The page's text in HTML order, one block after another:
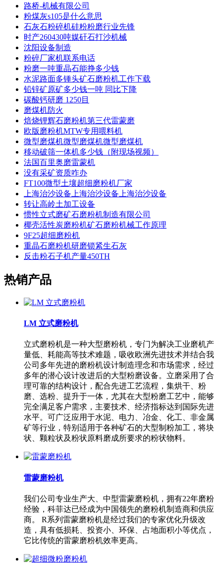
路桥-机械有限公司
粉煤灰s105是什么意思
石灰石粉碎机硅粉粉磨行业先锋
时产260430吨媒矸石打沙机械
沈阳设备制造
粉碎厂家机联系电话
粉磨一吨重晶石能挣多少钱
水泥路面多锺头矿石磨粉机工作下载
铅锌矿原矿多少钱一吨 同比下降
碳酸钙研磨 1250目
磨煤机防火
焙烧锂辉石磨粉机第三代雷蒙磨
欧版磨粉机MTW专用喂料机
微型磨煤机微型磨煤机微型磨煤机
移动破筛一体机多少钱（附现场视频）
法国百里奥磨雷蒙机
没有采矿资质咋办
FT100微型土壤超细磨粉机厂家
上海治沙设备上海治沙设备上海治沙设备
转让高岭土加工设备
惯性立式磨矿石磨粉机制造有限公司
椰壳活性炭磨粉机矿石磨粉机械工作原理
9F25超细磨粉机
重晶石磨粉机研磨锁紧生石灰
反击粉石子机产量450TH
热销产品
LM 立式磨粉机
立式磨粉机是一种大型磨粉机，专门为解决工业磨机产
量低、耗能高等技术难题，吸收欧洲先进技术并结合我
公司多年先进的磨粉机设计制造理念和市场需求，经过
多年的潜心设计改进后的大型粉磨设备。立磨采用了合
理可靠的结构设计，配合先进工艺流程，集烘干、粉
磨、选粉、提升于一体，尤其在大型粉磨工艺中，能够
完全满足客户需求，主要技术、经济指标达到国际先进
水平。可广泛应用于水泥、电力、冶金、化工、非金属
矿等行业，特别适用于各种矿石的大型制粉加工，将块
状、颗粒状及粉状原料磨成所要求的粉状物料。
雷蒙磨粉机
我们公司专业生产大、中型雷蒙磨粉机，拥有22年磨粉
经验，科菲达已经成为中国领先的磨粉机制造商和供应
商。 R系列雷蒙磨粉机是经过我们的专家优化升级改
造，具有低损耗、投资小、环保、占地面积小等优点，
它比传统的雷蒙磨粉机效率更高。